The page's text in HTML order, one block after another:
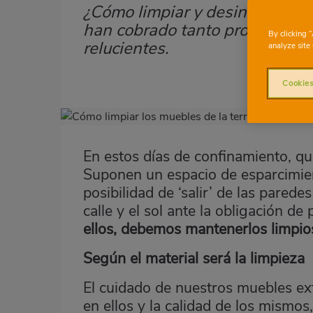
Subtítulo
¿Cómo limpiar y desinfectar
han cobrado tanto
relucientes.
Imagen
Body
En estos días de confinamiento,
Suponen un espacio de
posibilidad de ‘salir’ de las
calle y el sol ante la obligación de
ellos, debemos mantenerlos
Según el material será la limpieza
El cuidado de nuestros muebles
en ellos y la calidad de los
By clicking
analyze site